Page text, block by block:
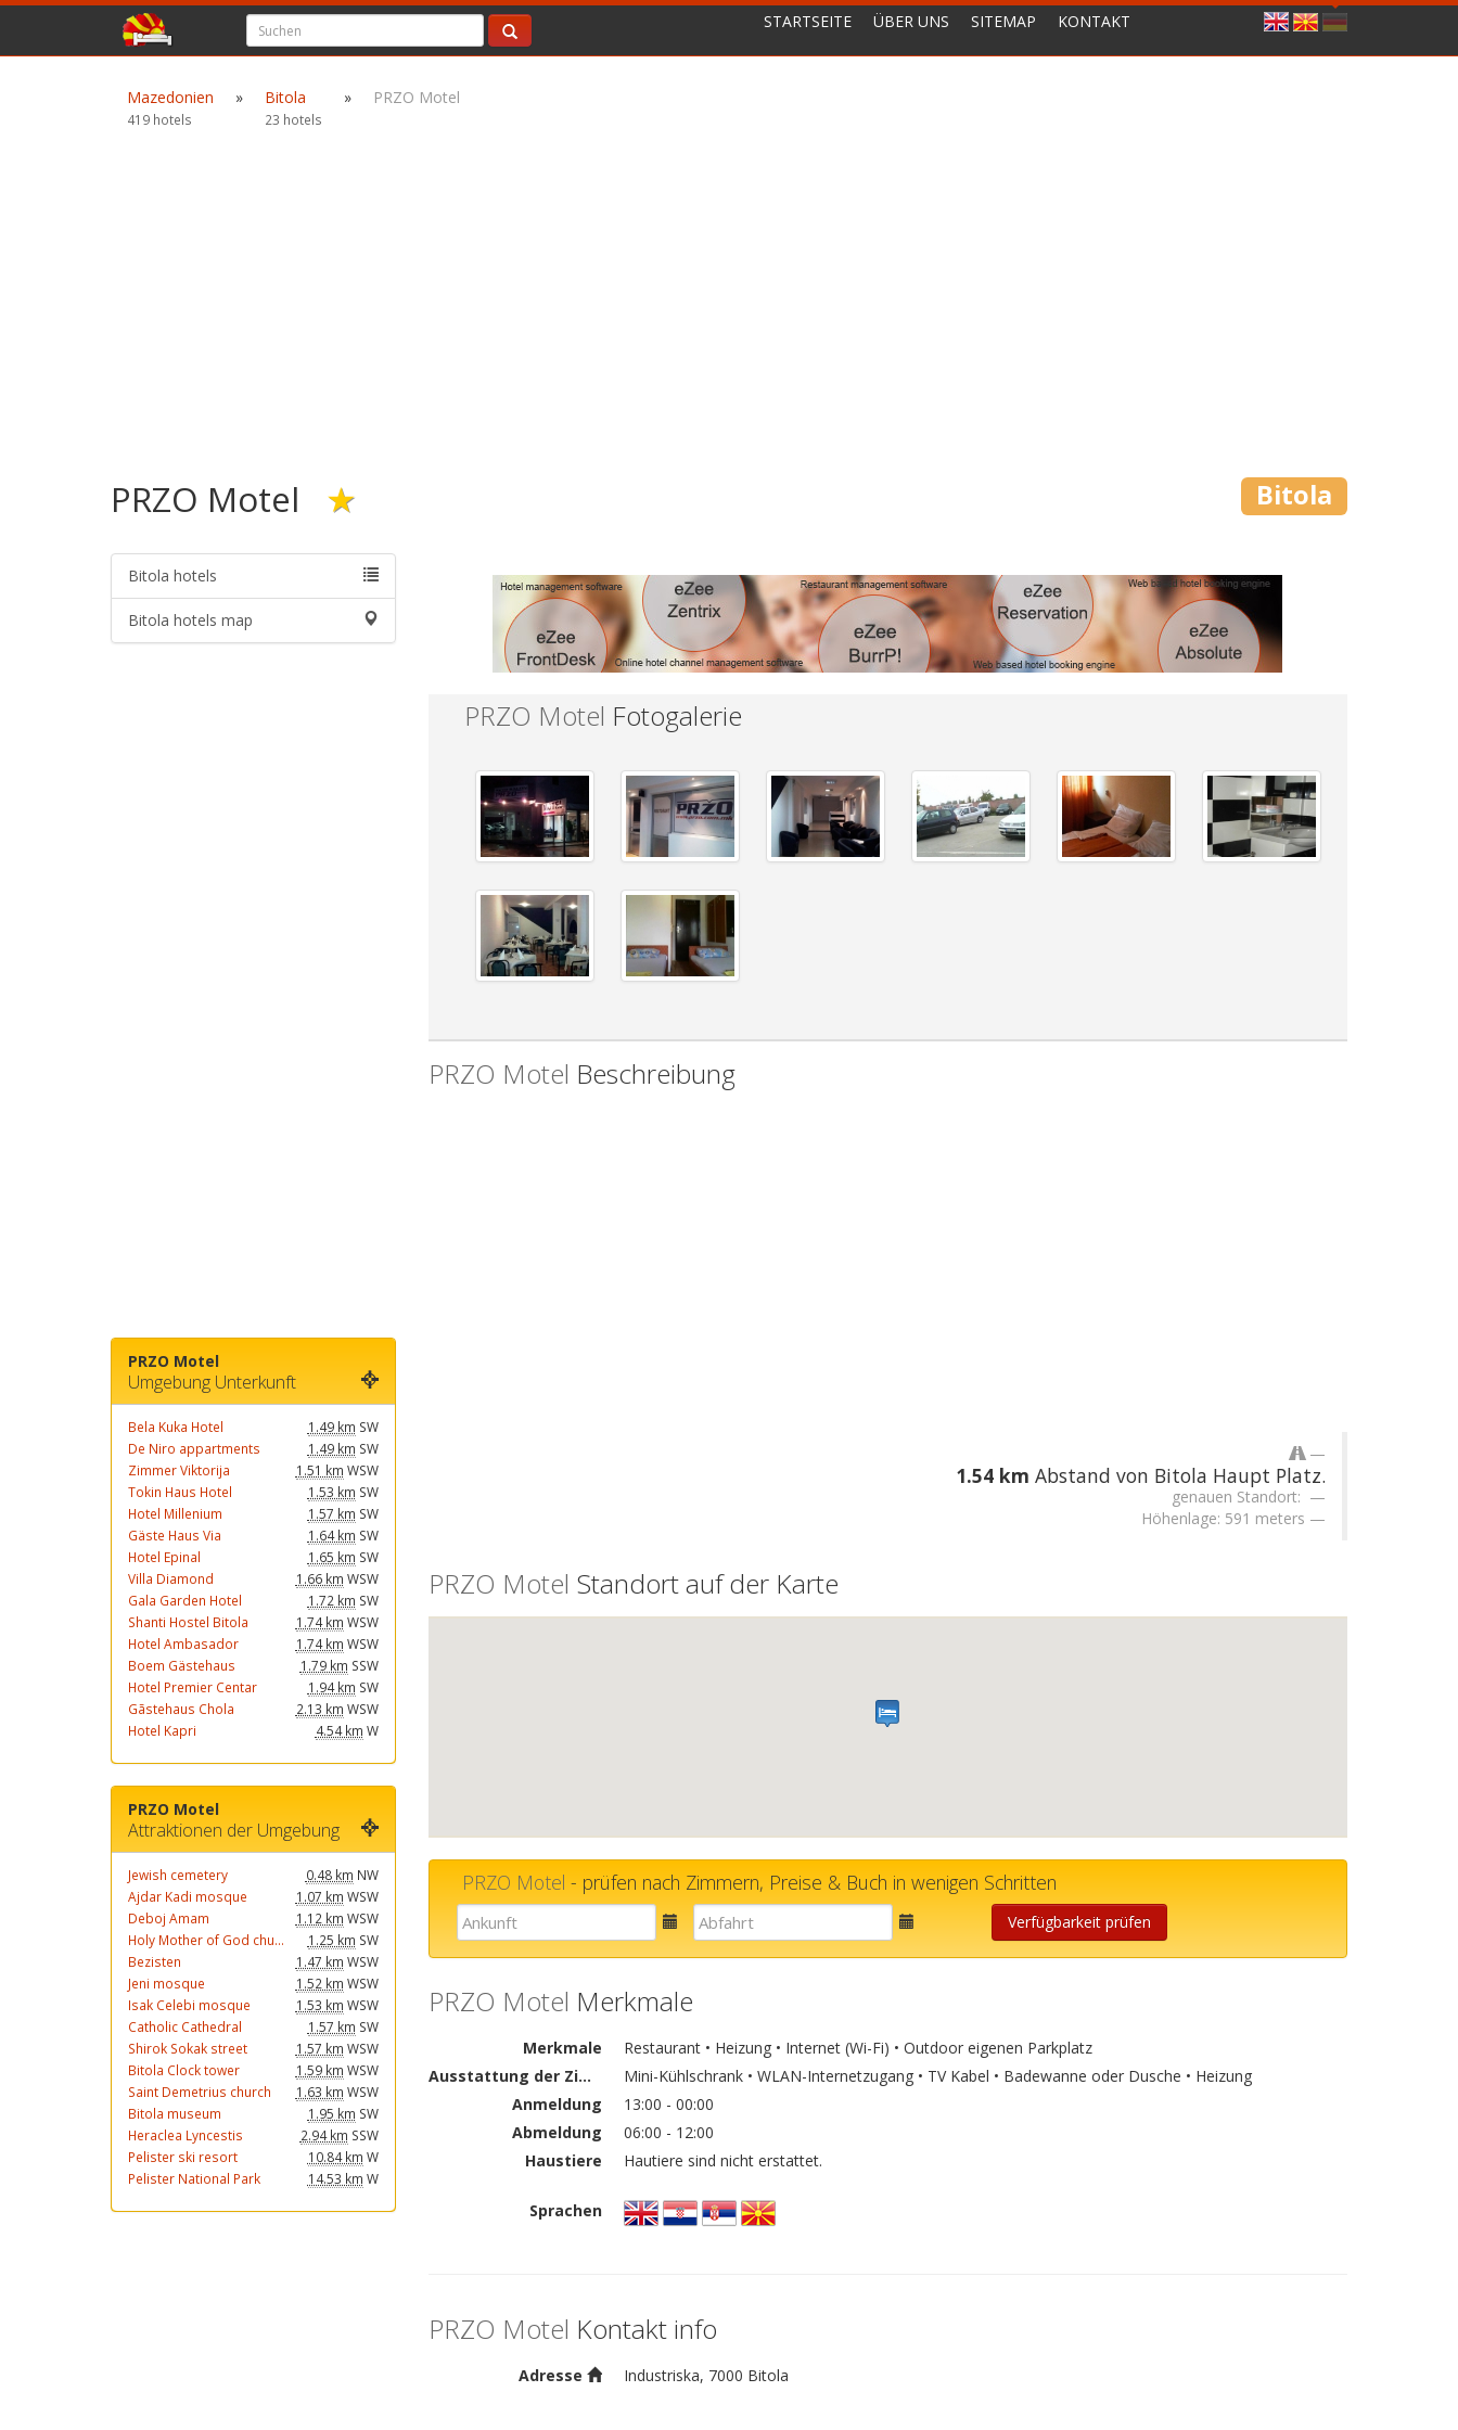
STARTSEITE ÜBER UNS SITEMAP KONTAKT
Mazedonien
419 hotels
» Bitola
23 hotels
» PRZO Motel
PRZO Motel ★ Bitola
Bitola hotels
Bitola hotels map
PRZO Motel
Umgebung Unterkunft
Bela Kuka Hotel 1.49 km SW
De Niro appartments
1.49 km SW
Zimmer Viktorija
1.51 km WSW
Tokin Haus Hotel
1.53 km SW
Hotel Millenium
1.57 km SW
Gäste Haus Via
1.64 km SW
Hotel Epinal
1.65 km SW
Villa Diamond
1.66 km WSW
Gala Garden Hotel
1.72 km SW
Shanti Hostel Bitola
1.74 km WSW
Hotel Ambasador
1.74 km WSW
Boem Gästehaus
1.79 km SSW
Hotel Premier Centar
1.94 km SW
Gãstehaus Chola
2.13 km WSW
Hotel Kapri
4.54 km W
PRZO Motel
Attraktionen der Umgebung
Jewish cemetery 0.48 km NW
Ajdar Kadi mosque
1.07 km WSW
Deboj Amam
1.12 km WSW
Holy Mother of God chu...
1.25 km SW
Bezisten
1.47 km WSW
Jeni mosque
1.52 km WSW
Isak Celebi mosque
1.53 km WSW
Catholic Cathedral
1.57 km SW
Shirok Sokak street
1.57 km WSW
Bitola Clock tower
1.59 km WSW
Saint Demetrius church
1.63 km WSW
Bitola museum
1.95 km SW
Heraclea Lyncestis
2.94 km SSW
Pelister ski resort
10.84 km W
Pelister National Park
14.53 km W
PRZO Motel Fotogalerie
PRZO Motel Beschreibung
1.54 km Abstand von Bitola Haupt Platz.
genauen Standort:
Höhenlage: 591 meters
PRZO Motel Standort auf der Karte
PRZO Motel - prüfen nach Zimmern, Preise & Buch in wenigen Schritten
E-
mail
E-
mail
Verfügbarkeit prüfen
PRZO Motel Merkmale
Merkmale
Restaurant • Heizung • Internet (Wi-Fi) • Outdoor eigenen Parkplatz
Ausstattung der Zimmer
Mini-Kühlschrank • WLAN-Internetzugang • TV Kabel • Badewanne oder Dusche • Heizung
Anmeldung
13:00 - 00:00
Abmeldung
06:00 - 12:00
Haustiere
Hautiere sind nicht erstattet.
Sprachen
PRZO Motel Kontakt info
Adresse Industriska, 7000 Bitola